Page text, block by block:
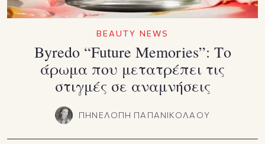
BEAUTY NEWS
Byredo “Future Memories”: Το
άρωμα που μετατρέπει τις
στιγμές σε αναμνήσεις
ΠΗΝΕΛΟΠΗ ΠΑΠΑΝΙΚΟΛΑΟΥ